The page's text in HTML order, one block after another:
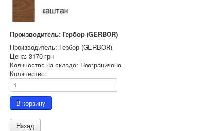
Производитель: Гербор (GERBOR)
Производитель: Гербор (GERBOR)
Цена: 3170 грн
Количество на складе: Неограничено
Количество: